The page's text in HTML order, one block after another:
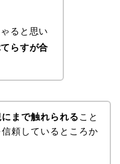
ると思い
らすが合
まで触れられる こと
頼しているところか